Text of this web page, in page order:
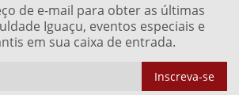
de e-mail para obter as últimas
Iguaçu, eventos especiais e
em sua caixa de entrada.
Inscreva-se